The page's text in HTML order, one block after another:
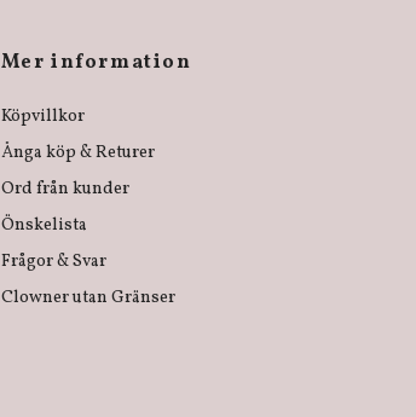
Mer information
Köpvillkor
Ånga köp & Returer
Ord från kunder
Önskelista
Frågor & Svar
Clowner utan Gränser